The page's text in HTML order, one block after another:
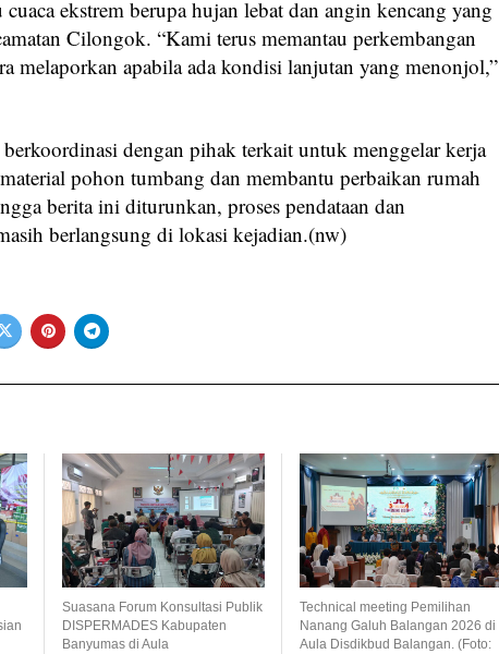
ekstrem berupa hujan lebat dan angin kencang yang
Cilongok. “Kami terus memantau perkembangan
melaporkan apabila ada kondisi lanjutan yang menonjol,”
dengan pihak terkait untuk menggelar kerja
pohon tumbang dan membantu perbaikan rumah
berita ini diturunkan, proses pendataan dan
berlangsung di lokasi kejadian.(nw)
Suasana Forum Konsultasi Publik
DISPERMADES Kabupaten
Banyumas di Aula
Technical meeting Pemilihan
Nanang Galuh Balangan 2026 di
Aula Disdikbud Balangan. (Foto: